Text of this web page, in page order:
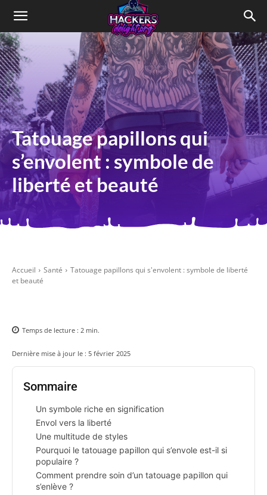
HACKERSdelight
Tatouage papillons qui
s’envolent : symbole de
liberté et beauté
Accueil Santé
Tatouage papillons qui s'envolent : symbole de liberté
et beauté
Temps de lecture : 2 min.
Dernière mise à jour le : 5 février 2025
Sommaire
Un symbole riche en signification
Envol vers la liberté
Une multitude de styles
Pourquoi le tatouage papillon qui s’envole est-il si
populaire ?
Comment prendre soin d’un tatouage papillon qui
s’enlève ?